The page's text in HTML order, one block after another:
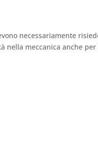
necessariamente
nella meccanica anche